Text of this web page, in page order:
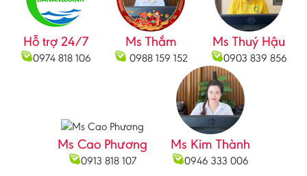
Bắc Cạn
Bắc Giang
Bắc Ninh
Cao Bằng
Hỗ trợ 24/7
0974 818 106
Ms Thắm
0988 159 152
Ms Thuý Hậu
0903 839 856
Ms Cao Phương
0913 818 107
Ms Kim Thành
0946 333 006